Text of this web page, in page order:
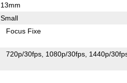
13mm
Small
Focus Fixe
720p/30fps 1080p/30fps 1440p/